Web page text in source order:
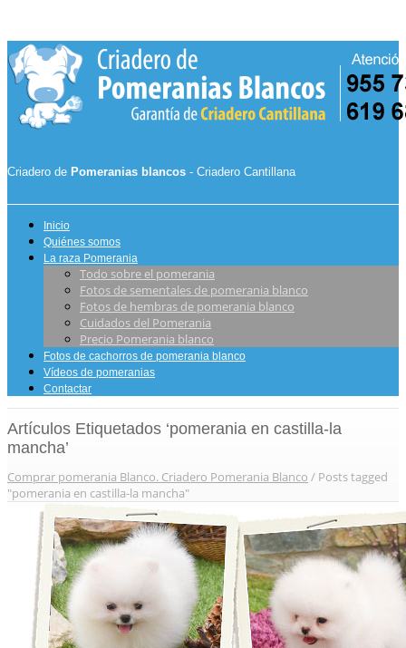
Criadero de Pomeranias blancos - Criadero Cantillana
Inicio
Quiénes somos
La raza Pomerania
Todo sobre el pomerania
Fotos de sementales de pomerania blanco
Fotos de hembras de pomerania blanco
Cuidados del Pomerania
Precio Pomerania blanco
Fotos de cachorros de pomerania blanco
Vídeos de pomeranias
Contactar
Artículos Etiquetados ‘pomerania en castilla-la
mancha’
Comprar pomerania Blanco. Criadero Pomerania Blanco / Posts tagged
"pomerania en castilla-la mancha"